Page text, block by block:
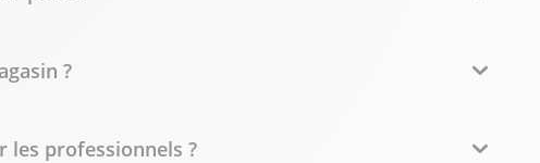
?
les professionnels ?